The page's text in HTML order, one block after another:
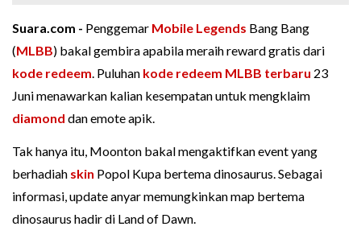
Suara.com - Penggemar Mobile Legends Bang Bang
(MLBB) bakal gembira apabila meraih reward gratis dari
kode redeem. Puluhan kode redeem MLBB terbaru 23
Juni menawarkan kalian kesempatan untuk mengklaim
diamond dan emote apik.
Tak hanya itu, Moonton bakal mengaktifkan event yang
berhadiah skin Popol Kupa bertema dinosaurus. Sebagai
informasi, update anyar memungkinkan map bertema
dinosaurus hadir di Land of Dawn.